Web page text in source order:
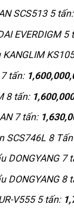
SCS513 5 tấn:
EVERDIGM 5
tấn:
8 tấn:
7 tấn:
SCS746L 8
DONGYANG 7
DONGYANG 8
V555 5 tấn: